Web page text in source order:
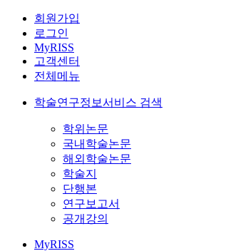
회원가입
로그인
MyRISS
고객센터
전체메뉴
학술연구정보서비스 검색
학위논문
국내학술논문
해외학술논문
학술지
단행본
연구보고서
공개강의
MyRISS